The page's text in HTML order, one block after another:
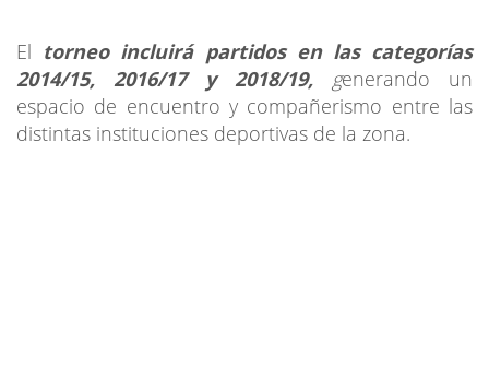
El torneo incluirá partidos en las categorías
2014/15, 2016/17 y 2018/19, generando un
espacio de encuentro y compañerismo entre las
distintas instituciones deportivas de la zona.